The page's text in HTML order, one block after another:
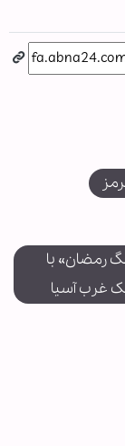
رمضان» با
غرب آسیا